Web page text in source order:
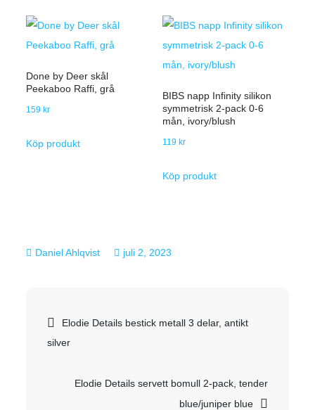
Done by Deer skål
Peekaboo Raffi, grå
159 kr
Köp produkt
BIBS napp Infinity silikon
symmetrisk 2-pack 0-6
mån, ivory/blush
119 kr
Köp produkt
juli 2, 2023
Inläggsnavigering
Elodie Details bestick metall 3 delar, antikt
silver
Elodie Details servett bomull 2-pack, tender
blue/juniper blue